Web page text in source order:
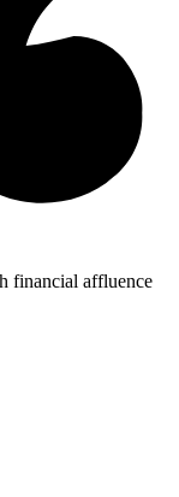
financial affluence